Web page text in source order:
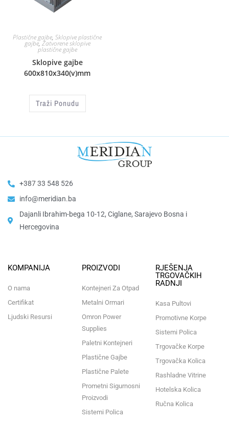
Plastične gajbe, Sklopive plastične
gajbe,Zatvorene sklopive
plastične gajbe
Sklopive gajbe
600x810x340(v)mm
Traži Ponudu
+387 33 548 526
info@meridian.ba
Dajanli Ibrahim-bega 10-12, Ciglane, Sarajevo Bosna i
Hercegovina​
KOMPANIJA
O nama
Certifikat
Ljudski Resursi
PROIZVODI
Kontejneri Za Otpad
Metalni Ormari
Omron Power
Supplies
Paletni Kontejneri
Plastične Gajbe
Plastične Palete
Prometni Sigurnosni
Proizvodi
Sistemi Polica
RJEŠENJA
TRGOVAČKIH
RADNJI
Kasa Pultovi
Promotivne Korpe
Sistemi Polica
Trgovačke Korpe
Trgovačka Kolica
Rashladne Vitrine
Hotelska Kolica
Ručna Kolica